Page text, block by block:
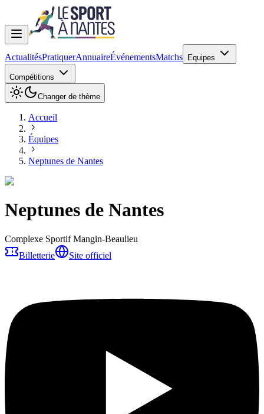
ActualitésPratiquerAnnuaireÉvénementsMatchs Equipes
Compétitions
Changer de thème
Accueil
Équipes
Neptunes de Nantes
Neptunes de Nantes
Complexe Sportif Mangin-Beaulieu
Billetterie
Site officiel